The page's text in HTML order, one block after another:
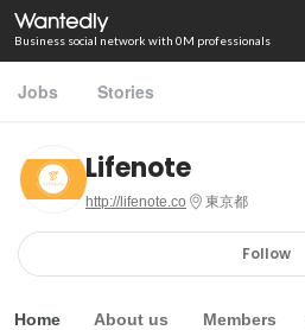
Business social network with 0M professionals
Jobs Stories
Lifenote
http://lifenote.co 東京都
Follow
Home About us Members